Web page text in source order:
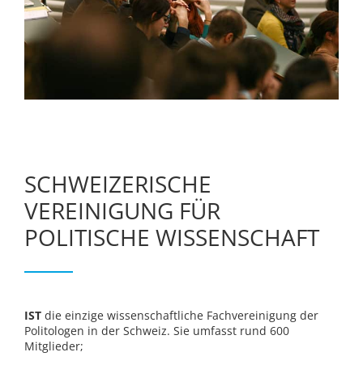
SCHWEIZERISCHE
VEREINIGUNG FÜR
POLITISCHE WISSENSCHAFT
IST die einzige wissenschaftliche Fachvereinigung der
Politologen in der Schweiz. Sie umfasst rund 600
Mitglieder;